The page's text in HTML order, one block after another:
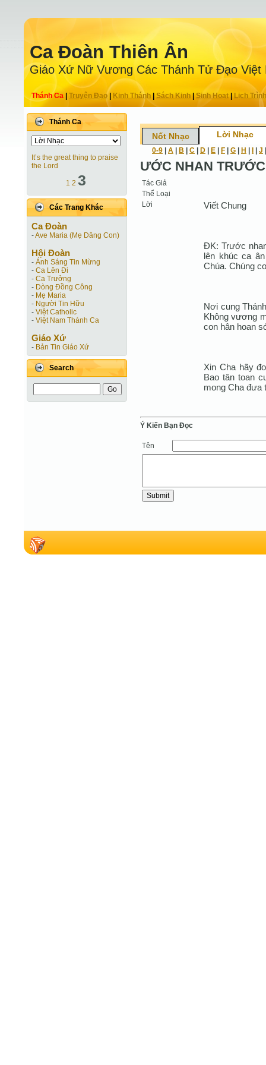
Ca Ðoàn Thiên Ân
Giáo Xứ Nữ Vương Các Thánh Tử Ðạo Việt
Thánh Ca Truyện Ðạo| Kinh Thánh Sách Kinh|Sinh Hoạt| Lịch Trình
Thánh Ca
It’s the great thing to praise
the Lord
1 2 3
Các Trang Khác
Ca Ðoàn
-Ave Maria (Mẹ Dâng Con)
Hội Ðoàn
- Ánh Sáng Tin Mừng
- Ca Lên Đi
- Ca Trưởng
- Dòng Đồng Công
- Mẹ Maria
- Người Tin Hữu
- Việt Catholic
- Việt Nam Thánh Ca
Giáo Xứ
- Bản Tin Giáo Xứ
Search
Nốt Nhạc Lời Nhạc
0-9 A B C D E F G H J
ƯỚC NHAN TRƯỚC
Tác Giả
Thể Loại
Lời
Viết Chung
ĐK: Trước
lên khúc ca
Chúa. Chúng
Nơi cung
Không vương
con hân hoan
Xin Cha hãy
Bao tân toan
mong Cha đưa
Ý Kiến Bạn Ðọc
Tên